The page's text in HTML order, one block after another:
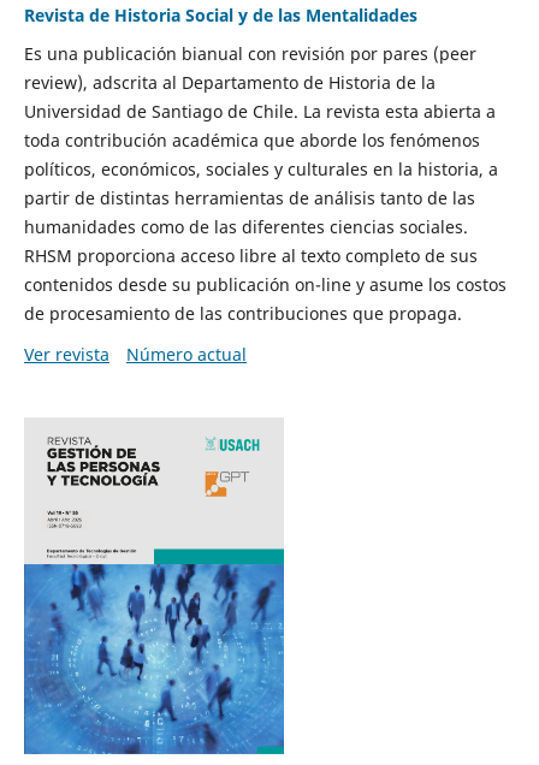
Revista de Historia Social y de las Mentalidades
Es una publicación bianual con revisión por pares (peer
review), adscrita al Departamento de Historia de la
Universidad de Santiago de Chile. La revista esta abierta a
toda contribución académica que aborde los fenómenos
políticos, económicos, sociales y culturales en la historia, a
partir de distintas herramientas de análisis tanto de las
humanidades como de las diferentes ciencias sociales.
RHSM proporciona acceso libre al texto completo de sus
contenidos desde su publicación on-line y asume los costos
de procesamiento de las contribuciones que propaga.
Ver revista
Número actual